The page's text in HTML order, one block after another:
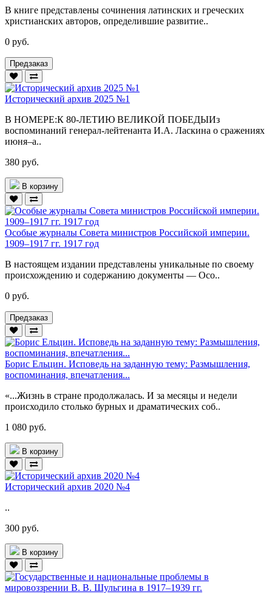
В книге представлены сочинения латинских и греческих
христианских авторов, определившие развитие..
0 руб.
Предзаказ
Исторический архив 2025 №1
В НОМЕРЕ:К 80-ЛЕТИЮ ВЕЛИКОЙ ПОБЕДЫИз
воспоминаний генерал-лейтенанта И.А. Ласкина о сражениях
июня–а..
380 руб.
В корзину
Особые журналы Совета министров Российской империи.
1909–1917 гг. 1917 год
В настоящем издании представлены уникальные по своему
происхождению и содержанию документы — Осо..
0 руб.
Предзаказ
Борис Ельцин. Исповедь на заданную тему: Размышления,
воспоминания, впечатления...
«...Жизнь в стране продолжалась. И за месяцы и недели
происходило столько бурных и драматических соб..
1 080 руб.
В корзину
Исторический архив 2020 №4
..
300 руб.
В корзину